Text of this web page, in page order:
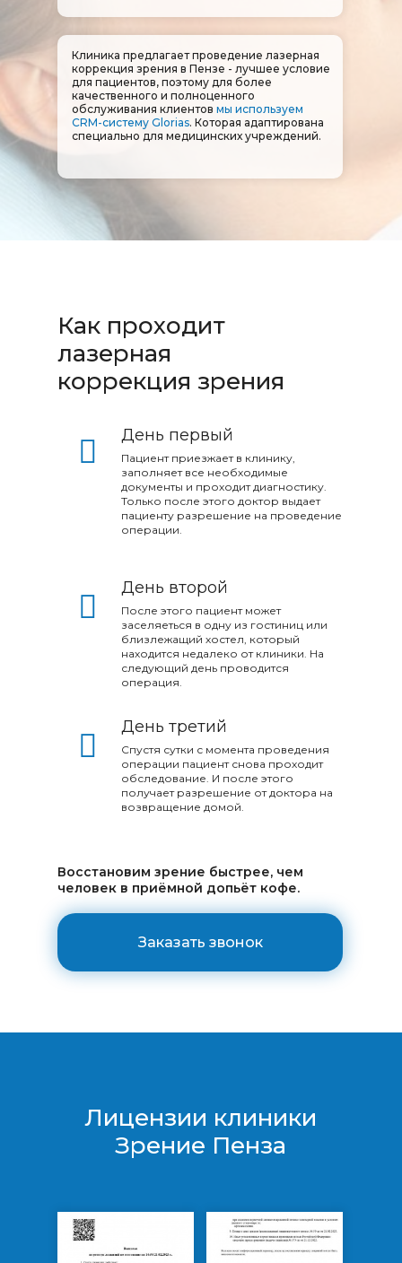
Клиника предлагает проведение лазерная
коррекция зрения в Пензе - лучшее условие
для пациентов, поэтому для более
качественного и полноценного
обслуживания клиентов мы используем
CRM-систему Glorias. Которая адаптирована
специально для медицинских учреждений.
Как проходит
лазерная
коррекция зрения
День первый
Пациент приезжает в клинику,
заполняет все необходимые
документы и проходит диагностику.
Только после этого доктор выдает
пациенту разрешение на проведение
операции.​​​​​​​
День второй
После этого пациент может
заселяеться в одну из гостиниц или
близлежащий хостел, который
находится недалеко от клиники. На
следующий день проводится
операция.​​
День третий
Спустя сутки с момента проведения
операции пациент снова проходит
обследование. И после этого
получает разрешение от доктора на
возвращение домой.​​​​​​​
Заказать звонок
Восстановим зрение быстрее, чем
человек в приёмной допьёт кофе.
Лицензии клиники
Зрение Пенза